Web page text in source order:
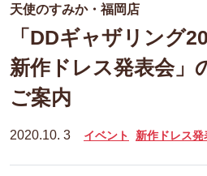
天使のすみか・福岡店
「DDギャザリング
新作ドレス発表会」
ご案内
2020.10. 3 イベント 新作ドレス発